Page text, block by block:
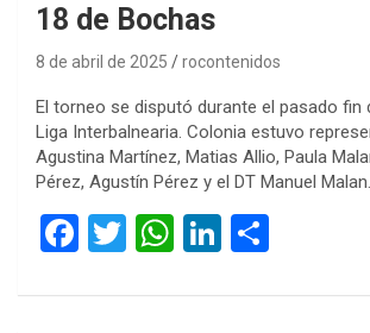
18 de Bochas
8 de abril de 2025 rocontenidos
El torneo se disputó durante el pasado fin
Liga Interbalnearia. Colonia estuvo
Agustina Martínez, Matias Allio, Paula
Pérez, Agustín Pérez y el DT Manuel Malan.
F
ce
T
tt
W
at
Li
ke m